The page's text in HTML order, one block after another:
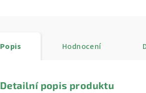
Popis Hodnocení
Detailní popis produktu